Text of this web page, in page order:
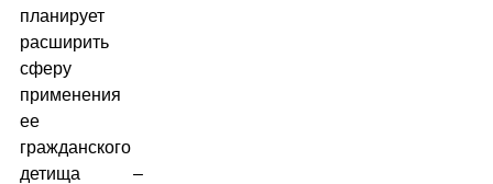
планирует
расширить
сферу
применения
ее
гражданского
детища –